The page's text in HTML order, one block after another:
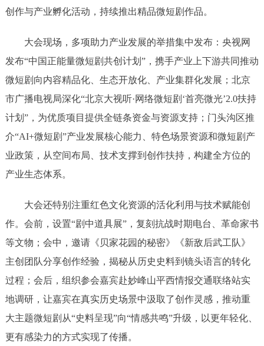
创作与产业孵化活动，持续推出精品微短剧作品。
大会现场，多项助力产业发展的举措集中发布：央视网
发布“中国正能量微短剧共创计划”，携手产业上下游共同推动
微短剧向内容精品化、生态开放化、产业集群化发展；北京
市广播电视局深化“北京大视听·网络微短剧‘首亮微光’2.0扶持
计划”，为优质项目提供全链条资金与资源支持；门头沟区推
介“AI+微短剧”产业发展核心能力、特色场景资源和微短剧产
业政策，从空间布局、技术支撑到创作扶持，构建全方位的
产业生态体系。
大会还特别注重红色文化资源的活化利用与技术赋能创
作。会前，设置“剧中道具展”，复刻抗战时期电台、革命家书
等文物；会中，邀请《贝家花园的秘密》《新敌后武工队》
主创团队分享创作经验，揭秘从历史史料到镜头语言的转化
过程；会后，组织参会嘉宾赴妙峰山平西情报交通联络站实
地调研，让嘉宾在真实历史场景中汲取了创作灵感，推动重
大主题微短剧从“史料呈现”向“情感共鸣”升级，以更年轻化、
更有感染力的方式实现了传播。